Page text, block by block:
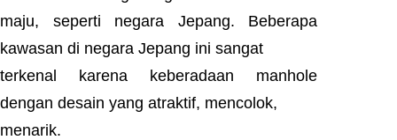
maju, seperti negara Jepang. Beberapa
kawasan di negara Jepang ini sangat
terkenal karena keberadaan manhole
dengan desain yang atraktif, mencolok,
menarik.